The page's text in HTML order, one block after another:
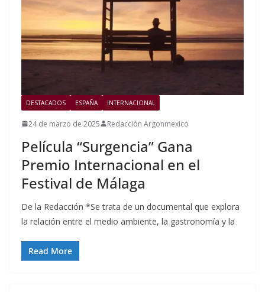
DESTACADOS ESPAÑA INTERNACIONAL
24 de marzo de 2025 Redacción Argonmexico
Película “Surgencia” Gana
Premio Internacional en el
Festival de Málaga
De la Redacción *Se trata de un documental que explora
la relación entre el medio ambiente, la gastronomía y la
Read More